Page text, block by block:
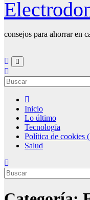
consejos para ahorrar en
Inicio
Lo último
Tecnología
Política de cookies
Salud